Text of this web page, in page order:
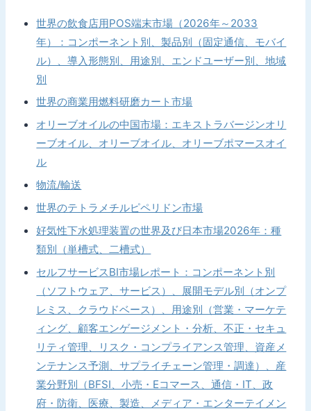
世界の飲食店用POS端末市場（2026年～2033
年）：コンポーネント別、製品別（固定通信、モバイ
ル）、導入形態別、用途別、エンドユーザー別、地域
別
世界の商業用燃料研磨カート市場
オリーブオイルの中国市場：エキストラバージンオリ
ーブオイル、オリーブオイル、オリーブポマースオイ
ル
物流/輸送
世界のテトラメチルピペリドン市場
好気性下水処理装置の世界及び日本市場2026年：種
類別（単槽式、二槽式）
セルフサービスBI市場レポート：コンポーネント別
（ソフトウェア、サービス）、展開モデル別（オンプ
レミス、クラウドベース）、用途別（営業・マーケテ
ィング、顧客エンゲージメント・分析、不正・セキュ
リティ管理、リスク・コンプライアンス管理、資産メ
ンテナンス予測、サプライチェーン管理・調達）、産
業分野別（BFSI、小売・Eコマース、通信・IT、政
府・防衛、医療、製造、メディア・エンターテイメン